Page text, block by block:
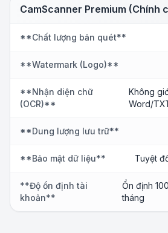
CamScanner Premium (Chính
**Chất lượng bản quét**
**Watermark (Logo)**
**Nhận diện chữ
(OCR)**
Không
Word/
**Dung lượng lưu trữ**
**Bảo mật dữ liệu** Tuyệt
**Độ ổn định tài
khoản**
Ổn định
tháng